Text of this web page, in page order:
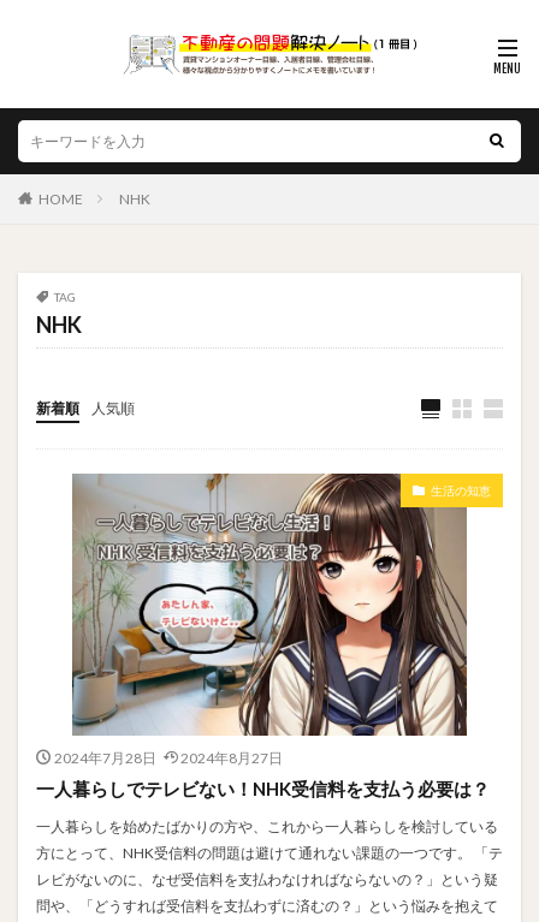
HOME NHK
TAG
NHK
新着順 人気順
生活の知恵
2024年7月28日 2024年8月27日
一人暮らしでテレビない！NHK受信料を支払う必要は？
一人暮らしを始めたばかりの方や、これから一人暮らしを検討している
方にとって、NHK受信料の問題は避けて通れない課題の一つです。 「テ
レビがないのに、なぜ受信料を支払わなければならないの？」という疑
問や、「どうすれば受信料を支払わずに済むの？」という悩みを抱えて